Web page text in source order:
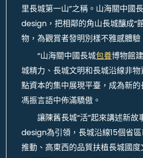
里長城第一山”之稱。山海關中國
design，把相鄰的角山長城釀成“
物，為觀賞者發明別樣不雅感體驗
“山海關中國長城包養博物館
城精力、長城文明和長城沿線非
點資本的集中展現平臺，成為新的
馮振言語中佈滿驕傲。
讓陳舊長城“活”起來講述新故
design為引領，長城沿線15個省
推動、高東西的品質扶植長城國